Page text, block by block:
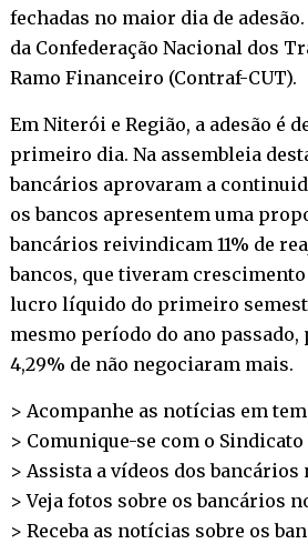
fechadas no maior dia de
da Confederação Nacional dos
Ramo Financeiro (Contraf-CUT).
Em Niterói e Região, a adesão é
primeiro dia. Na assembleia
bancários aprovaram a
os bancos apresentem uma
bancários reivindicam 11% de
bancos, que tiveram crescimento
lucro líquido do primeiro
mesmo período do ano
4,29% de não negociaram mais.
> Acompanhe as notícias em
> Comunique-se com o Sindicato
> Assista a vídeos dos bancários
> Veja fotos sobre os bancários
> Receba as notícias sobre os